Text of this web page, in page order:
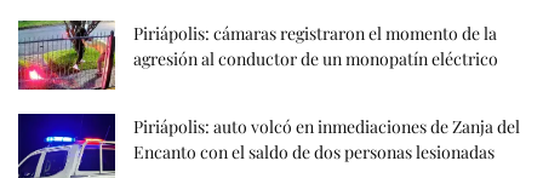
Piriápolis: cámaras registraron el momento de la
agresión al conductor de un monopatín eléctrico
Piriápolis: auto volcó en inmediaciones de Zanja del
Encanto con el saldo de dos personas lesionadas